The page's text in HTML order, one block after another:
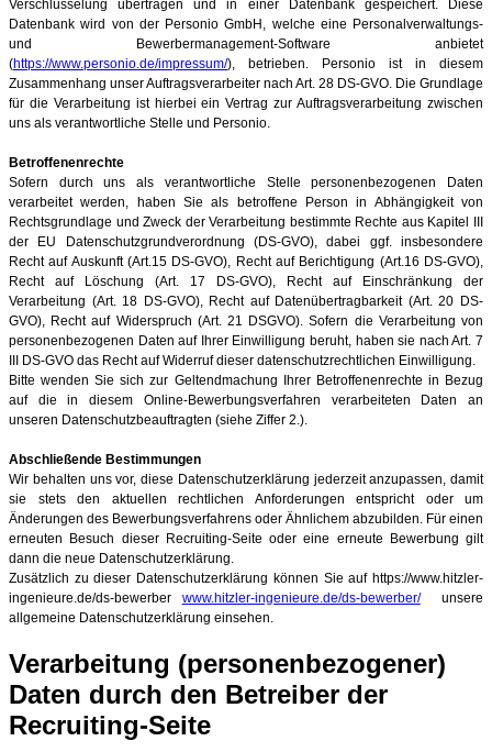
Verschlüsselung übertragen und in einer Datenbank gespeichert. Diese
Datenbank wird von der Personio GmbH, welche eine Personalverwaltungs-
und Bewerbermanagement-Software anbietet
(https://www.personio.de/impressum/), betrieben. Personio ist in diesem
Zusammenhang unser Auftragsverarbeiter nach Art. 28 DS-GVO. Die Grundlage
für die Verarbeitung ist hierbei ein Vertrag zur Auftragsverarbeitung zwischen
uns als verantwortliche Stelle und Personio.
Betroffenenrechte
Sofern durch uns als verantwortliche Stelle personenbezogenen Daten
verarbeitet werden, haben Sie als betroffene Person in Abhängigkeit von
Rechtsgrundlage und Zweck der Verarbeitung bestimmte Rechte aus Kapitel III
der EU Datenschutzgrundverordnung (DS-GVO), dabei ggf. insbesondere
Recht auf Auskunft (Art.15 DS-GVO), Recht auf Berichtigung (Art.16 DS-GVO),
Recht auf Löschung (Art. 17 DS-GVO), Recht auf Einschränkung der
Verarbeitung (Art. 18 DS-GVO), Recht auf Datenübertragbarkeit (Art. 20 DS-
GVO), Recht auf Widerspruch (Art. 21 DSGVO). Sofern die Verarbeitung von
personenbezogenen Daten auf Ihrer Einwilligung beruht, haben sie nach Art. 7
III DS-GVO das Recht auf Widerruf dieser datenschutzrechtlichen Einwilligung.
Bitte wenden Sie sich zur Geltendmachung Ihrer Betroffenenrechte in Bezug
auf die in diesem Online-Bewerbungsverfahren verarbeiteten Daten an
unseren Datenschutzbeauftragten (siehe Ziffer 2.).
Abschließende Bestimmungen
Wir behalten uns vor, diese Datenschutzerklärung jederzeit anzupassen, damit
sie stets den aktuellen rechtlichen Anforderungen entspricht oder um
Änderungen des Bewerbungsverfahrens oder Ähnlichem abzubilden. Für einen
erneuten Besuch dieser Recruiting-Seite oder eine erneute Bewerbung gilt
dann die neue Datenschutzerklärung.
Zusätzlich zu dieser Datenschutzerklärung können Sie auf https://www.hitzler-
ingenieure.de/ds-bewerber www.hitzler-ingenieure.de/ds-bewerber/unsere
allgemeine Datenschutzerklärung einsehen.
Verarbeitung (personenbezogener)
Daten durch den Betreiber der
Recruiting-Seite